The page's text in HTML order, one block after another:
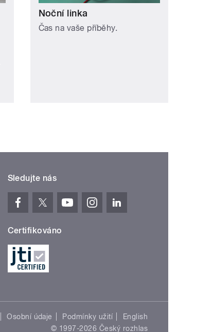
Noční linka
Čas na vaše příběhy.
Sledujte nás
Certifikováno
Osobní údaje Podmínky užití
English
© 1997-2026 Český rozhlas